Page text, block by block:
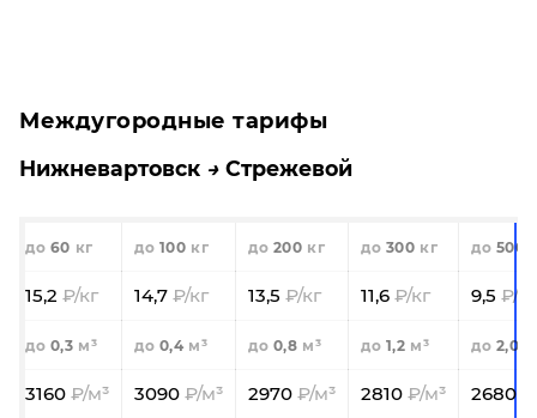
Междугородные тарифы
Нижневартовск Стрежевой
60 100 200 300 500
15,2 14,7 13,5 11,6 9,5
0,3 0,4 0,8 1,2 2,0
3160 3090 2970 2810 2680